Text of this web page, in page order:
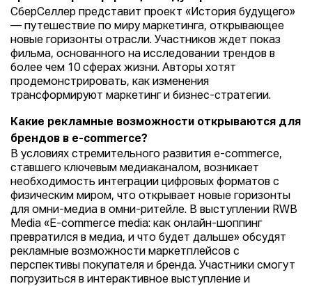
СберСеллер представит проект «История будущего»
— путешествие по миру маркетинга, открывающее
новые горизонты отрасли. Участников ждет показ
фильма, основанного на исследовании трендов в
более чем 10 сферах жизни. Авторы хотят
продемонстрировать, как изменения
трансформируют маркетинг и бизнес-стратегии.
Какие рекламные возможности открываются для
брендов в e-commerce?
В условиях стремительного развития e-commerce,
ставшего ключевым медиаканалом, возникает
необходимость интеграции цифровых форматов с
физическим миром, что открывает новые горизонты
для омни-медиа в омни-ритейле. В выступлении RWB
Media «E-commerce media: как онлайн-шоппинг
превратился в медиа, и что будет дальше» обсудят
рекламные возможности маркетплейсов с
перспективы покупателя и бренда. Участники смогут
погрузиться в интерактивное выступление и